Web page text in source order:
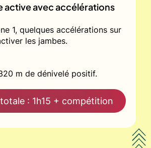
active avec accélérations
1, quelques accélérations sur
les jambes.
m de dénivelé positif.
: 1h15 + compétition